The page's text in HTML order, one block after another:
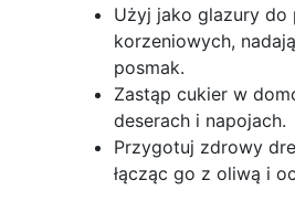
Użyj jako glazury
korzeniowych,
posmak.
Zastąp cukier w
deserach i napojach.
Przygotuj zdrowy
łącząc go z oliwą i